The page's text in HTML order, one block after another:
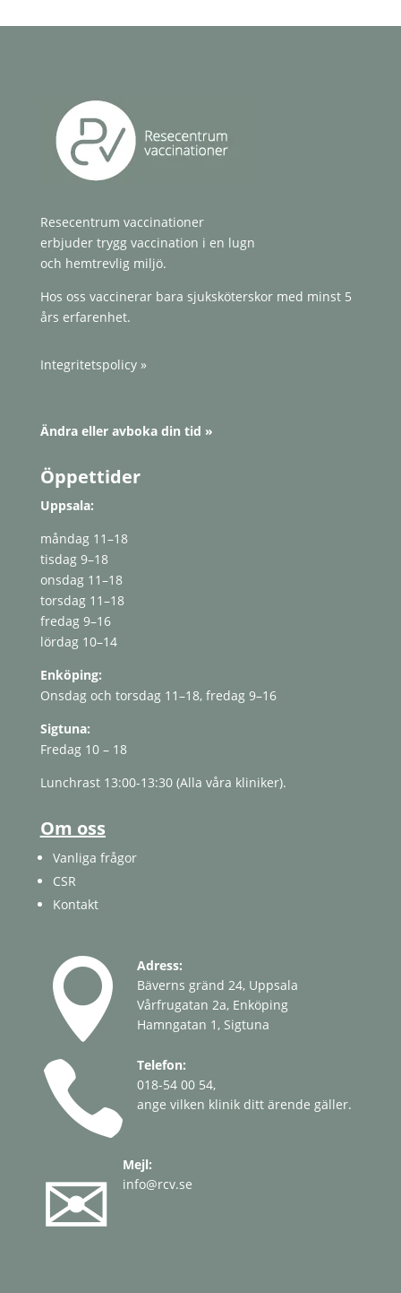
Resecentrum vaccinationer
erbjuder trygg vaccination i en lugn
och hemtrevlig miljö.
Hos oss vaccinerar bara sjuksköterskor med minst 5
års erfarenhet.
Integritetspolicy »
Ändra eller avboka din tid »
Öppettider
Uppsala:
måndag 11–18
tisdag 9–18
onsdag 11–18
torsdag 11–18
fredag ​​9–16
lördag 10–14
Enköping:
Onsdag och torsdag 11–18, fredag ​​9–16
Sigtuna:
Fredag ​​10 – 18
Lunchrast 13:00-13:30 (Alla våra kliniker).
Om oss
Vanliga frågor
CSR
Kontakt

Adress:
Bäverns gränd 24, Uppsala
Vårfrugatan 2a, Enköping
Hamngatan 1, Sigtuna

Telefon:
018-54 00 54,
ange vilken klinik ditt ärende gäller.
✉
Mejl:
info@rcv.se